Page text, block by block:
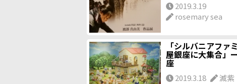
2019.3.19
rosemary sea
「シルバニアファ
屋銀座に大集合」
座
2019.3.18 滅紫